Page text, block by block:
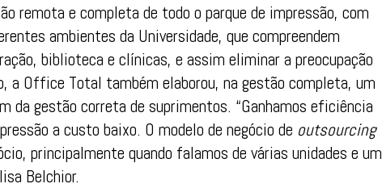
remota e completa de todo o parque de impressão, com
ambientes da Universidade, que compreendem
biblioteca e clínicas, e assim eliminar a preocupação
a Office Total também elaborou, na gestão completa, um
da gestão correta de suprimentos. “Ganhamos eficiência
a custo baixo. O modelo de negócio de outsourcing
principalmente quando falamos de várias unidades e um
Belchior.